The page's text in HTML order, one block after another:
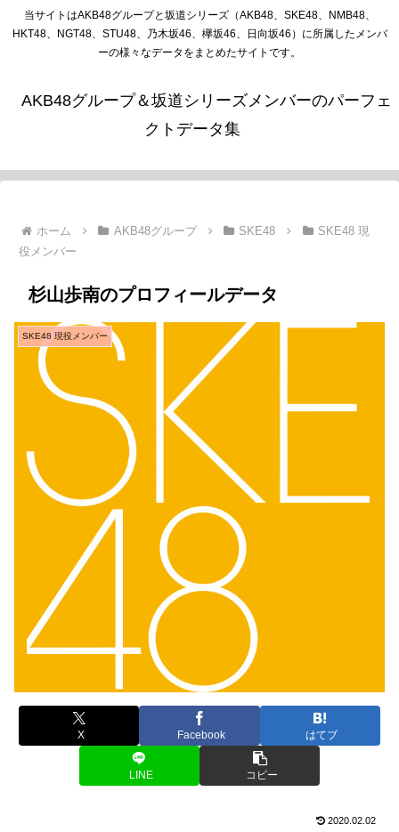
当サイトはAKB48グループと坂道シリーズ（AKB48、SKE48、NMB48、
HKT48、NGT48、STU48、乃木坂46、欅坂46、日向坂46）に所属したメンバ
ーの様々なデータをまとめたサイトです。
AKB48グループ＆坂道シリーズメンバーのパーフェ
クトデータ集
ホーム AKB48グループ SKE48
SKE48 現
役メンバー
杉山歩南のプロフィールデータ
SKE48 現役メンバー
X Facebook はてブ
LINE コピー
2020.02.02